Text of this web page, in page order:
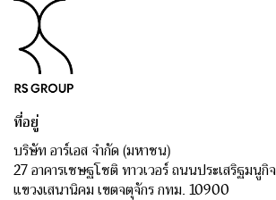
ที่อยู่
บริษัท อาร์เอส จำกัด (มหาชน)
27 อาคารเชษฐโชติ ทาวเวอร์ ถนนประเสริฐมนูกิจ
แขวงเสนานิคม เขตจตุจักร กทม. 10900